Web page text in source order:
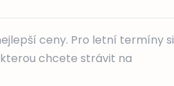
ceny. Pro letní termíny si
chcete strávit na